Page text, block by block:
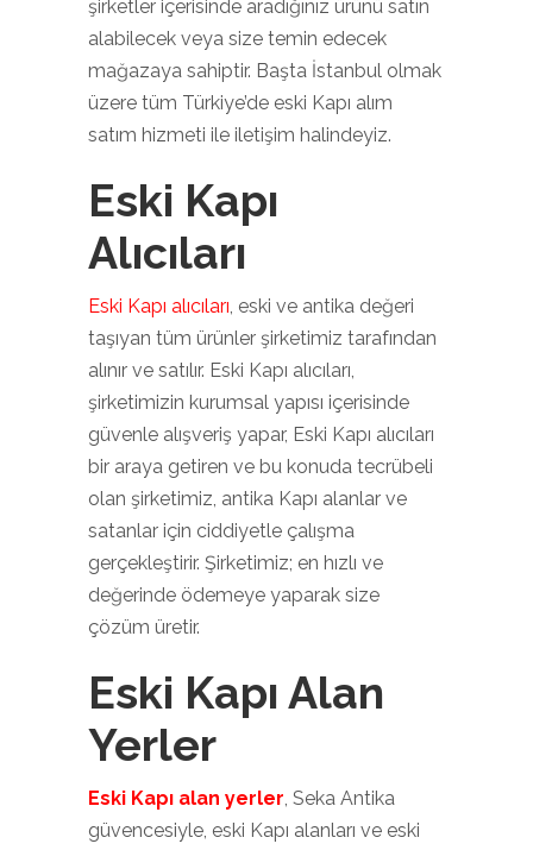
şirketler içerisinde aradığınız ürünü satın
alabilecek veya size temin edecek
mağazaya sahiptir. Başta İstanbul olmak
üzere tüm Türkiye’de eski Kapı alım
satım hizmeti ile iletişim halindeyiz.
Eski Kapı
Alıcıları
Eski Kapı alıcıları, eski ve antika değeri
taşıyan tüm ürünler şirketimiz tarafından
alınır ve satılır. Eski Kapı alıcıları,
şirketimizin kurumsal yapısı içerisinde
güvenle alışveriş yapar, Eski Kapı alıcıları
bir araya getiren ve bu konuda tecrübeli
olan şirketimiz, antika Kapı alanlar ve
satanlar için ciddiyetle çalışma
gerçekleştirir. Şirketimiz; en hızlı ve
değerinde ödemeye yaparak size
çözüm üretir.
Eski Kapı Alan
Yerler
Eski Kapı alan yerler, Seka Antika
güvencesiyle, eski Kapı alanları ve eski